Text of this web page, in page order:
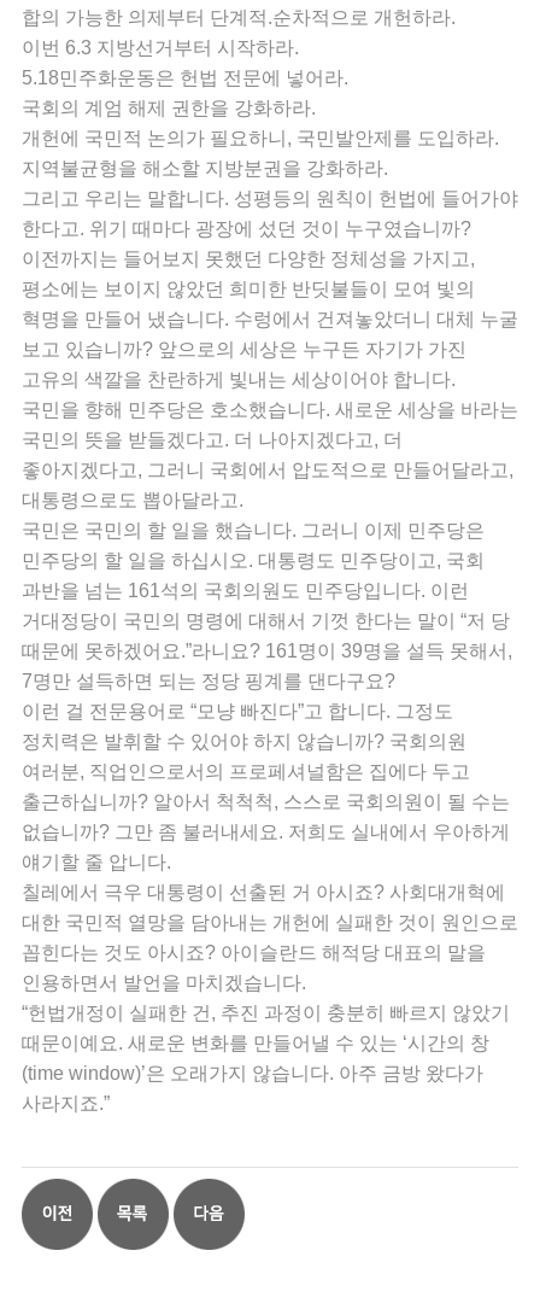
합의 가능한 의제부터 단계적.순차적으로 개헌하라.
이번 6.3 지방선거부터 시작하라.
5.18민주화운동은 헌법 전문에 넣어라.
국회의 계엄 해제 권한을 강화하라.
개헌에 국민적 논의가 필요하니, 국민발안제를 도입하라.
지역불균형을 해소할 지방분권을 강화하라.
그리고 우리는 말합니다. 성평등의 원칙이 헌법에 들어가야
한다고. 위기 때마다 광장에 섰던 것이 누구였습니까?
이전까지는 들어보지 못했던 다양한 정체성을 가지고,
평소에는 보이지 않았던 희미한 반딧불들이 모여 빛의
혁명을 만들어 냈습니다. 수렁에서 건져놓았더니 대체 누굴
보고 있습니까? 앞으로의 세상은 누구든 자기가 가진
고유의 색깔을 찬란하게 빛내는 세상이어야 합니다.
국민을 향해 민주당은 호소했습니다. 새로운 세상을 바라는
국민의 뜻을 받들겠다고. 더 나아지겠다고, 더
좋아지겠다고, 그러니 국회에서 압도적으로 만들어달라고,
대통령으로도 뽑아달라고.
국민은 국민의 할 일을 했습니다. 그러니 이제 민주당은
민주당의 할 일을 하십시오. 대통령도 민주당이고, 국회
과반을 넘는 161석의 국회의원도 민주당입니다. 이런
거대정당이 국민의 명령에 대해서 기껏 한다는 말이 “저 당
때문에 못하겠어요.”라니요? 161명이 39명을 설득 못해서,
7명만 설득하면 되는 정당 핑계를 댄다구요?
이런 걸 전문용어로 “모냥 빠진다”고 합니다. 그정도
정치력은 발휘할 수 있어야 하지 않습니까? 국회의원
여러분, 직업인으로서의 프로페셔널함은 집에다 두고
출근하십니까? 알아서 척척척, 스스로 국회의원이 될 수는
없습니까? 그만 좀 불러내세요. 저희도 실내에서 우아하게
얘기할 줄 압니다.
칠레에서 극우 대통령이 선출된 거 아시죠? 사회대개혁에
대한 국민적 열망을 담아내는 개헌에 실패한 것이 원인으로
꼽힌다는 것도 아시죠? 아이슬란드 해적당 대표의 말을
인용하면서 발언을 마치겠습니다.
“헌법개정이 실패한 건, 추진 과정이 충분히 빠르지 않았기
때문이예요. 새로운 변화를 만들어낼 수 있는 ‘시간의 창
(time window)’은 오래가지 않습니다. 아주 금방 왔다가
사라지죠.”